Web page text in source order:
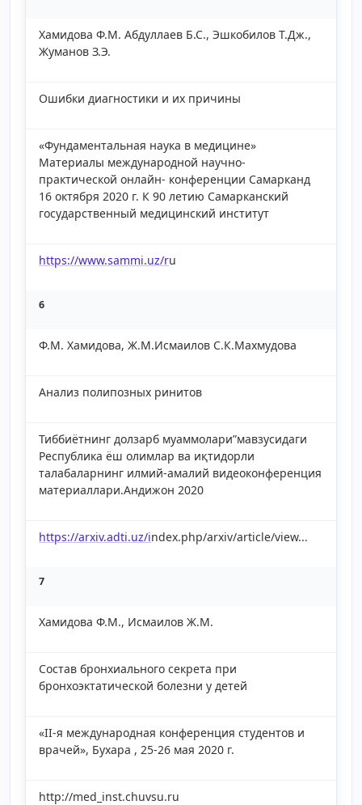
Хамидова Ф.М. Абдуллаев Б.С., Эшкобилов Т.Дж.,
Жуманов З.Э.
Ошибки диагностики и их причины
«Фундаментальная наука в медицине»
Материалы международной научно-
практической онлайн- конференции Самарканд
16 октября 2020 г. К 90 летию Самарканский
государственный медицинский институт
https://www.sammi.uz/ru
6
Ф.М. Хамидова, Ж.М.Исмаилов С.К.Махмудова
Анализ полипозных ринитов
Тиббиётнинг долзарб муаммолари”мавзусидаги
Республика ёш олимлар ва иқтидорли
талабаларнинг илмий-амалий видеоконференция
материаллари.Андижон 2020
https://arxiv.adti.uz/index.php/arxiv/article/view...
7
Хамидова Ф.М., Исмаилов Ж.М.
Состав бронхиального секрета при
бронхоэктатической болезни у детей
«II-я международная конференция студентов и
врачей», Бухара , 25-26 мая 2020 г.
http://med_inst.chuvsu.ru